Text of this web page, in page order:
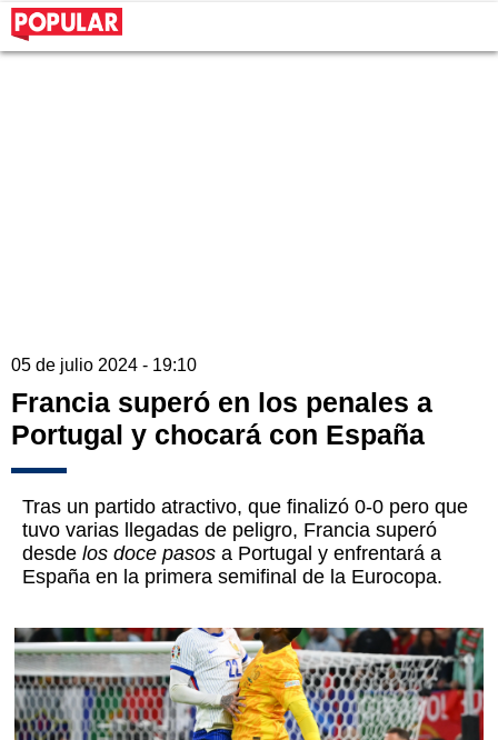
05 de julio 2024 - 19:10
Francia superó en los penales a
Portugal y chocará con España
Tras un partido atractivo, que finalizó 0-0 pero que
tuvo varias llegadas de peligro, Francia superó
desde los doce pasos a Portugal y enfrentará a
España en la primera semifinal de la Eurocopa.